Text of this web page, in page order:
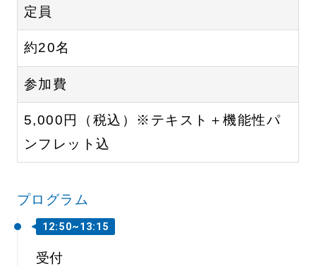
定員
約20名
参加費
5,000円（税込）※テキスト＋機能性パ
ンフレット込
プログラム
12:50~13:15
受付